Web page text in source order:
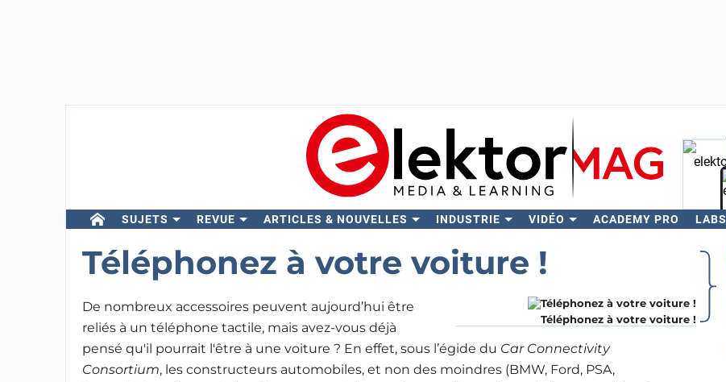
SUJETS REVUE ARTICLES & NOUVELLES INDUSTRIE VIDÉO ACADEMY PRO LABS
Téléphonez à votre voiture !
Téléphonez à votre voiture !
De nombreux accessoires peuvent aujourd’hui être
reliés à un téléphone tactile, mais avez-vous déjà
pensé qu'il pourrait l'être à une voiture ? En effet, sous l’égide du Car Connectivity
Consortium, les constructeurs automobiles, et non des moindres (BMW, Ford, PSA,